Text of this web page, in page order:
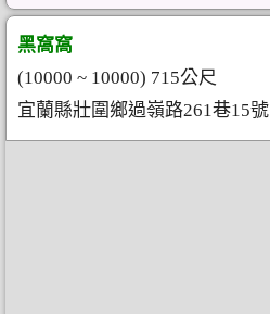
黑窩窩
(10000 ~ 10000) 715公尺
宜蘭縣壯圍鄉過嶺路261巷15號